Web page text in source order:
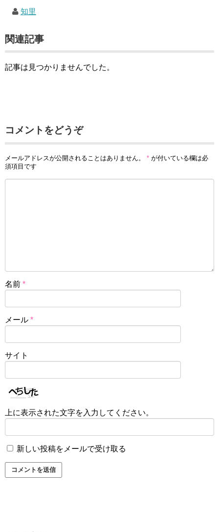
知里
関連記事
記事は見つかりませんでした。
コメントをどうぞ
メールアドレスが公開されることはありません。 * が付いている欄は必
須項目です
名前 *
メール *
サイト
上に表示された文字を入力してください。
新しい投稿をメールで受け取る